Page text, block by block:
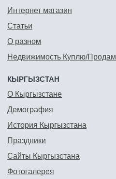
Интернет магазин
Статьи
О разном
Недвижимость Куплю/Продам
КЫРГЫЗСТАН
О Кыргызстане
Демография
История Кыргызстана
Праздники
Сайты Кыргызстана
Фотогалерея